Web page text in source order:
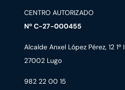
CENTRO AUTORIZADO
Nº C-27-000455
Alcalde Anxel López Pérez, 12 1º I
27002 Lugo
982 22 00 15